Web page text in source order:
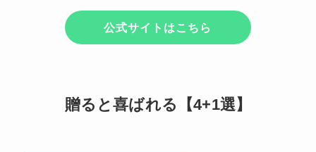
公式サイトはこちら
贈ると喜ばれる【4+1選】